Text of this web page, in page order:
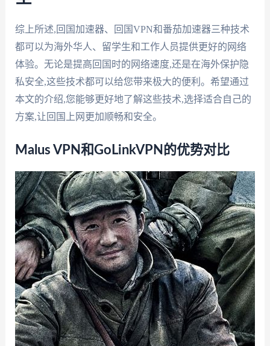
综上所述,回国加速器、回国VPN和番茄加速器三种技术
都可以为海外华人、留学生和工作人员提供更好的网络
体验。无论是提高回国时的网络速度,还是在海外保护隐
私安全,这些技术都可以给您带来极大的便利。希望通过
本文的介绍,您能够更好地了解这些技术,选择适合自己的
方案,让回国上网更加顺畅和安全。
Malus VPN和GoLinkVPN的优势对比